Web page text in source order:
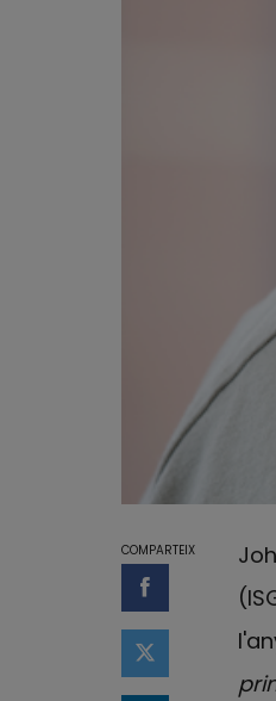
COMPARTEIX
Compartir
Compartir